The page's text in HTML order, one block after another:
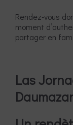
Rendez-vous
moment
partager en
Las